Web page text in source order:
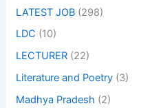
LATEST JOB (298)
LDC (10)
LECTURER (22)
Literature and Poetry (3)
Madhya Pradesh (2)